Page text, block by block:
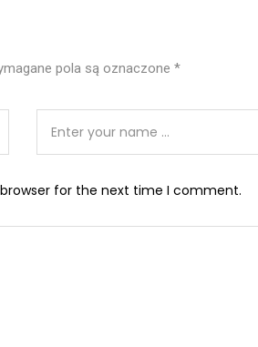
pola są oznaczone *
for the next time I comment.